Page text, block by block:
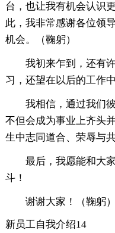
台，也让我有机会认识
此，我非常感谢各位领
机会。（鞠躬）
我初来乍到，还有
习，还望在以后的工作
我相信，通过我们
不但会成为事业上齐头
生中志同道合、荣辱与共
最后，我愿能和大
斗！
谢谢大家！（鞠躬）
新员工自我介绍14